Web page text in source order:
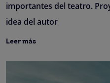
importantes del teatro.
idea del autor
Leer más